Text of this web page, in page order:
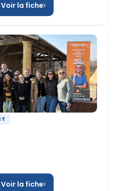
Voir la fiche
Voir la fiche